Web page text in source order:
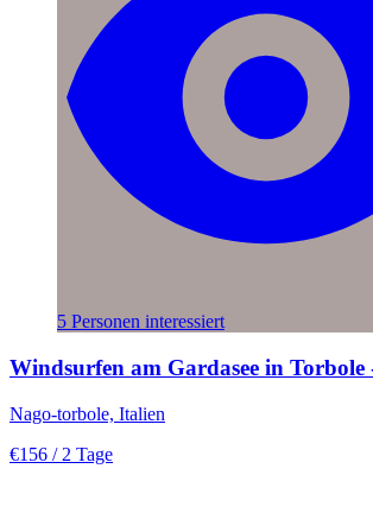
5 Personen interessiert
Windsurfen am Gardasee in Torbole
Nago-torbole, Italien
€156 / 2 Tage